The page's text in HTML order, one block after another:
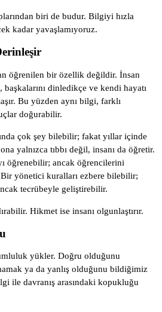
biri de budur. Bilgiyi hızla
kadar yavaşlamıyoruz.
öğrenilen bir özellik değildir. İnsan
başkalarını dinledikçe ve kendi hayatı
Bu yüzden aynı bilgi, farklı
doğurabilir.
çok şey bilebilir; fakat yıllar içinde
yalnızca tıbbı değil, insanı da öğretir.
öğrenebilir; ancak öğrencilerini
Bir yönetici kuralları ezbere bilebilir;
tecrübeyle geliştirebilir.
Hikmet ise insanı olgunlaştırır.
yükler. Doğru olduğunu
ya da yanlış olduğunu bildiğimiz
ile davranış arasındaki kopukluğu